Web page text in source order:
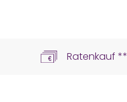
Ratenkauf **